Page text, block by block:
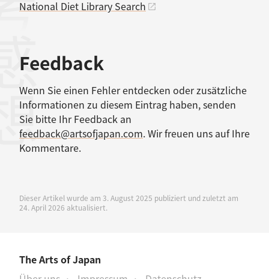
National Diet Library Search
Feedback
Wenn Sie einen Fehler entdecken oder zusätzliche
Informationen zu diesem Eintrag haben, senden
Sie bitte Ihr Feedback an
feedback@artsofjapan.com. Wir freuen uns auf Ihre
Kommentare.
Dieser Artikel wurde am 3. August 2025 publiziert und zuletzt am
24. April 2026 aktualisiert.
The Arts of Japan